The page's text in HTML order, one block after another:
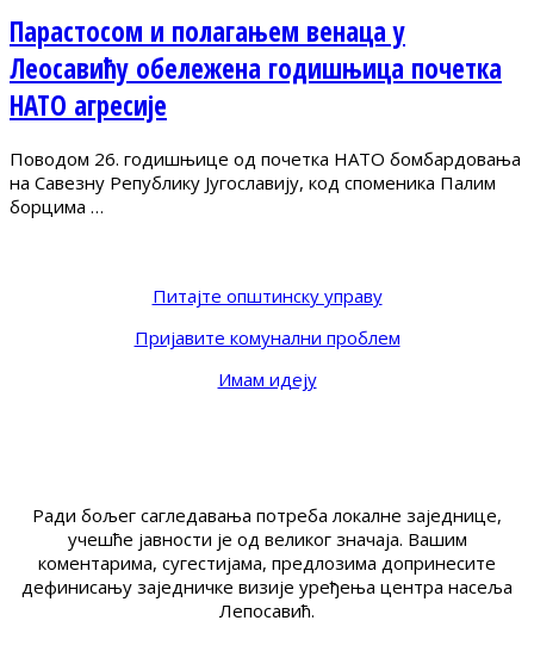
Парастосом и полагањем венаца у
Леосавићу обележена годишњица почетка
НАТО агресије
Поводом 26. годишњице од почетка НАТО бомбардовања
на Савезну Републику Југославију, код споменика Палим
борцима …
Питајте општинску управу
Пријавите комунални проблем
Имам идеју
Ради бољег сагледавања потреба локалне заједнице,
учешће јавности је од великог значаја. Вашим
коментарима, сугестијама, предлозима допринесите
дефинисању заједничке визије уређења центра насеља
Лепосавић.